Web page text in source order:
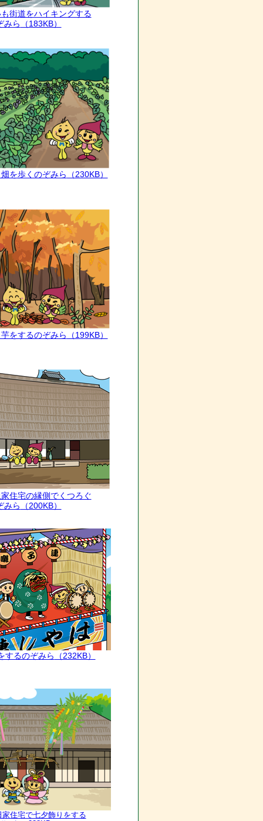
街道をハイキングする
みら （183KB）
を歩くのぞみら （230KB）
をするのぞみら （199KB）
住宅の縁側でくつろぐ
みら （200KB）
するのぞみら （232KB）
家住宅で七夕飾りをする